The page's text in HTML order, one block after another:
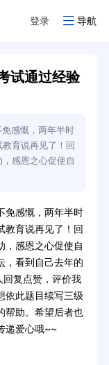
登录 导航
试通过经验
感慨，两年半时
育说再见了！回
感恩之心促使自
感慨，两年半时
教育说再见了！回
，感恩之心促使自
，看到自己去年的
回复点赞，评价我
依此题目续写三级
帮助。希望后者也
递爱心哦~~